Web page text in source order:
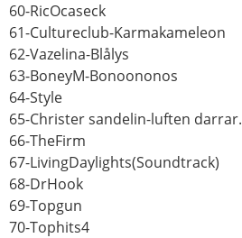
60-RicOcaseck
61-Cultureclub-Karmakameleon
62-Vazelina-Blålys
63-BoneyM-Bonoononos
64-Style
65-Christer sandelin-luften darrar.
66-TheFirm
67-LivingDaylights(Soundtrack)
68-DrHook
69-Topgun
70-Tophits4